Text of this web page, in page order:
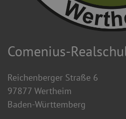
Comenius-
Reichenberger Straße 6
97877 Wertheim
Baden-Württemberg